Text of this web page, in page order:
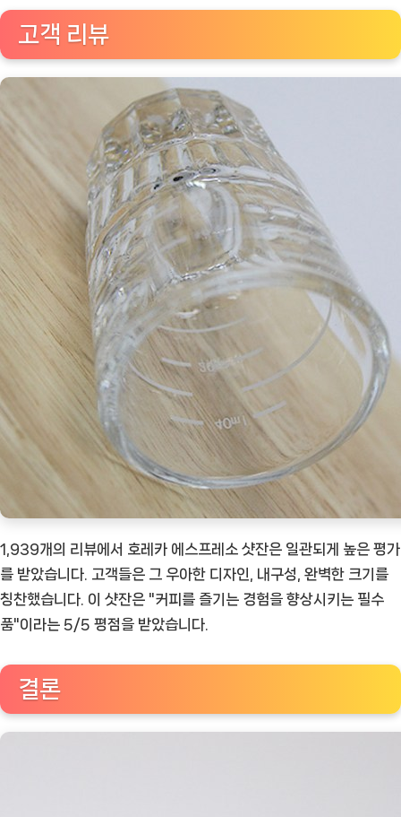
고객 리뷰
1,939개의 리뷰에서 호레카 에스프레소 샷잔은 일관되게 높은 평가
를 받았습니다. 고객들은 그 우아한 디자인, 내구성, 완벽한 크기를
칭찬했습니다. 이 샷잔은 "커피를 즐기는 경험을 향상시키는 필수
품"이라는 5/5 평점을 받았습니다.
결론